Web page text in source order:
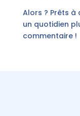
Alors ? Prêts
un quotidien
commentaire !